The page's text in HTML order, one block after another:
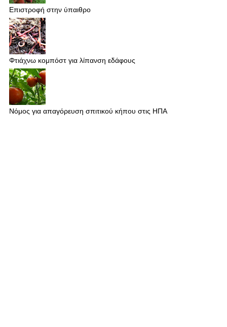
Επιστροφή στην ύπαιθρο
Φτιάχνω κομπόστ για λίπανση εδάφους
Νόμος για απαγόρευση σπιτικού κήπου στις ΗΠΑ